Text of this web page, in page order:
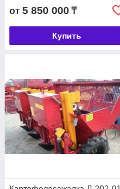
от 5 850 000 ₸
Купить